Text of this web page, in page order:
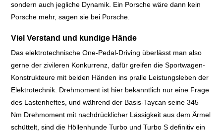
sondern auch jegliche Dynamik. Ein Porsche wäre dann kein
Porsche mehr, sagen sie bei Porsche.
Viel Verstand und kundige Hände
Das elektrotechnische One-Pedal-Driving überlässt man also
gerne der zivileren Konkurrenz, dafür greifen die Sportwagen-
Konstrukteure mit beiden Händen ins pralle Leistungsleben der
Elektrotechnik. Drehmoment ist hier bekanntlich nur eine Frage
des Lastenheftes, und während der Basis-Taycan seine 345
Nm Drehmoment mit nachdrücklicher Lässigkeit aus dem Ärmel
schüttelt, sind die Höllenhunde Turbo und Turbo S definitiv ein